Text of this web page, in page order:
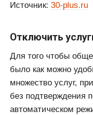
Источник: 30-plus.ru
Отключить
Для того чтобы
было как можно
множество услуг,
без подтверждения
автоматическом